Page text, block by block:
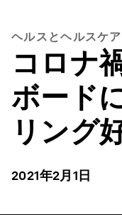
ヘルスとヘルスケア
コロナ
ボード
リング
2021年2月1日